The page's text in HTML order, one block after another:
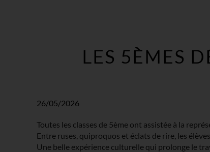
LES 5ÈMES
26/05/2026
Toutes les classes de 5ème ont assistée à la
Entre ruses, quiproquos et éclats de rire, les
Une belle expérience culturelle qui prolonge le